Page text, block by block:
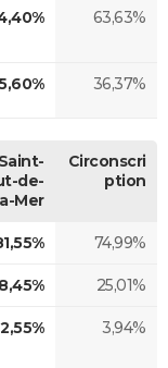
63,63%
36,37%
Saint-
de-
Mer
Circonscri
ption
74,99%
25,01%
2,55% 3,94%